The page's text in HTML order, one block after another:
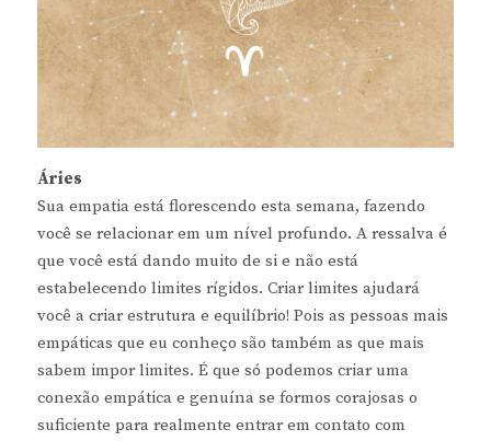
Áries
Sua empatia está florescendo esta semana, fazendo
você se relacionar em um nível profundo. A ressalva é
que você está dando muito de si e não está
estabelecendo limites rígidos. Criar limites ajudará
você a criar estrutura e equilíbrio! Pois as pessoas mais
empáticas que eu conheço são também as que mais
sabem impor limites. É que só podemos criar uma
conexão empática e genuína se formos corajosas o
suficiente para realmente entrar em contato com